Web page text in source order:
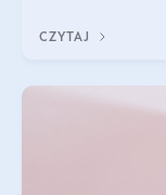
CZYTAJ